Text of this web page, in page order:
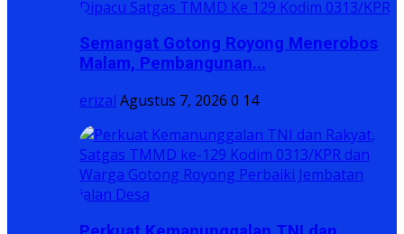
Semangat Gotong Royong Menerobos
Malam, Pembangunan...
erizal Agustus 7, 2026 0 14